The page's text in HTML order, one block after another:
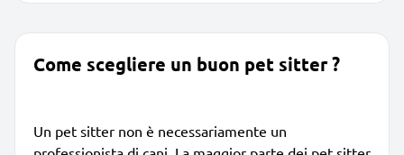
Come scegliere un buon pet sitter ?
Un pet sitter non è necessariamente un